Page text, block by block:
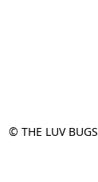
© THE LUV BUGS